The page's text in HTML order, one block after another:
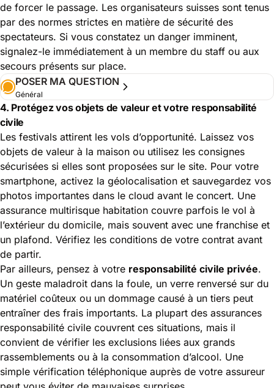
de forcer le passage. Les organisateurs suisses sont tenus
par des normes strictes en matière de sécurité des
spectateurs. Si vous constatez un danger imminent,
signalez-le immédiatement à un membre du staff ou aux
secours présents sur place.
POSER MA QUESTION
Général
4. Protégez vos objets de valeur et votre responsabilité
civile
Les festivals attirent les vols d’opportunité. Laissez vos
objets de valeur à la maison ou utilisez les consignes
sécurisées si elles sont proposées sur le site. Pour votre
smartphone, activez la géolocalisation et sauvegardez vos
photos importantes dans le cloud avant le concert. Une
assurance multirisque habitation couvre parfois le vol à
l’extérieur du domicile, mais souvent avec une franchise et
un plafond. Vérifiez les conditions de votre contrat avant
de partir.
Par ailleurs, pensez à votre responsabilité civile privée.
Un geste maladroit dans la foule, un verre renversé sur du
matériel coûteux ou un dommage causé à un tiers peut
entraîner des frais importants. La plupart des assurances
responsabilité civile couvrent ces situations, mais il
convient de vérifier les exclusions liées aux grands
rassemblements ou à la consommation d’alcool. Une
simple vérification téléphonique auprès de votre assureur